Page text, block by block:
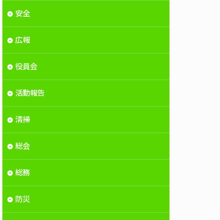
安全
広報
役員会
活動報告
清掃
総会
総務
防災